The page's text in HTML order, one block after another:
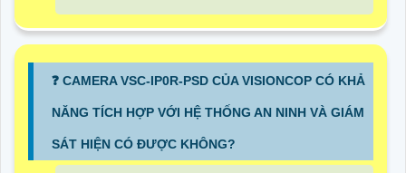
❓ CAMERA VSC-IP0R-PSD CỦA VISIONCOP CÓ KHẢ
NĂNG TÍCH HỢP VỚI HỆ THỐNG AN NINH VÀ GIÁM
SÁT HIỆN CÓ ĐƯỢC KHÔNG?